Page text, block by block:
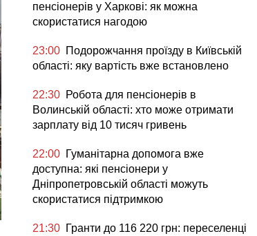
пенсіонерів у Харкові: як можна
скористатися нагодою
23:00 Подорожчання проїзду в Київській
області: яку вартість вже встановлено
22:30 Робота для пенсіонерів в
Волинській області: хто може отримати
зарплату від 10 тисяч гривень
22:00 Гуманітарна допомога вже
доступна: які пенсіонери у
Дніпропетровській області можуть
скористатися підтримкою
21:30 Гранти до 116 220 грн: переселенці